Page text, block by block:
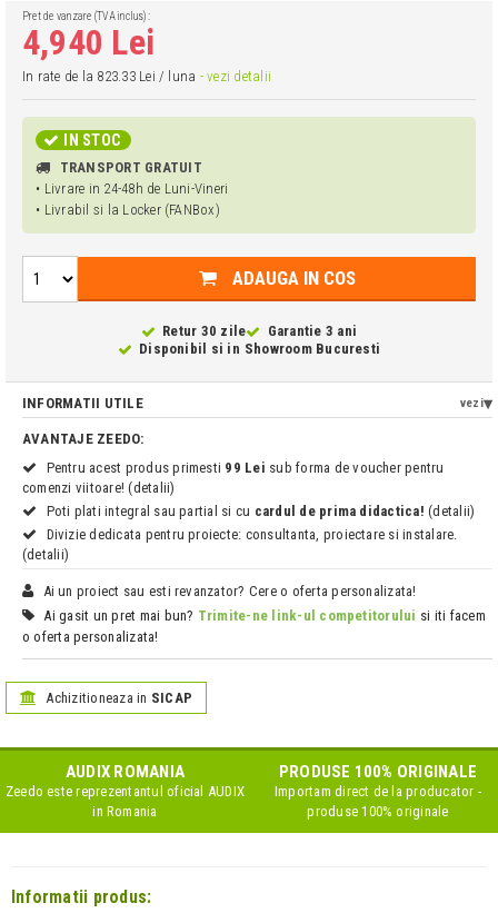
Pret de vanzare (TVA inclus):
4,940 Lei
In rate de la 823.33 Lei / luna - vezi detalii
IN STOC
TRANSPORT GRATUIT
• Livrare in 24-48h de Luni-Vineri
• Livrabil si la Locker (FANBox)
ADAUGA IN COS
Retur 30 zile
Garantie 3 ani
Disponibil si in Showroom Bucuresti
INFORMATII UTILE vezi
AVANTAJE ZEEDO:
Pentru acest produs primesti 99 Lei sub forma de voucher pentru
comenzi viitoare! (detalii)
Poti plati integral sau partial si cu cardul de prima didactica! (detalii)
Divizie dedicata pentru proiecte: consultanta, proiectare si instalare.
(detalii)
Ai un proiect sau esti revanzator? Cere o oferta personalizata!
Ai gasit un pret mai bun? Trimite-ne link-ul competitorului si iti facem
o oferta personalizata!
Achizitioneaza in SICAP
AUDIX ROMANIA
Zeedo este reprezentantul oficial AUDIX
in Romania
PRODUSE 100% ORIGINALE
Importam direct de la producator -
produse 100% originale
Informatii produs: